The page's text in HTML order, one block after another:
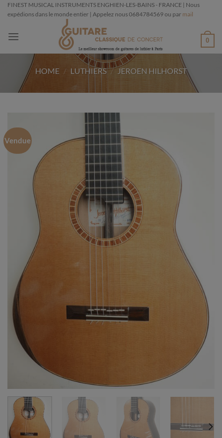
Passer
au
FINEST MUSICAL INSTRUMENTS ENGHIEN-LES-BAINS - FRANCE | Nous
expédions dans le monde entier | Appelez nous 0684784569 ou par mail
0
HOME / LUTHIERS / JEROEN HILHORST
Vendue